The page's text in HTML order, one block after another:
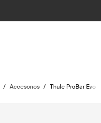
/ Accesorios / Thule ProBar Evo